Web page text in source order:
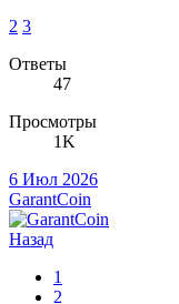
2 3
Ответы
47
Просмотры
1K
6 Июл 2026
GarantCoin
Назад
1
2